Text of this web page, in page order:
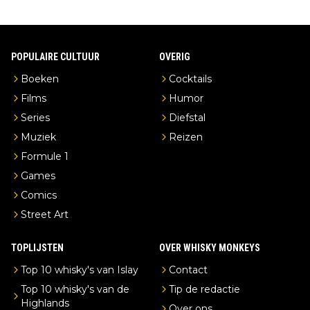
POPULAIRE CULTUUR
Boeken
Films
Series
Muziek
Formule 1
Games
Comics
Street Art
OVERIG
Cocktails
Humor
Diefstal
Reizen
TOPLIJSTEN
Top 10 whisky's van Islay
Top 10 whisky's van de
Highlands
OVER WHISKY MONKEYS
Contact
Tip de redactie